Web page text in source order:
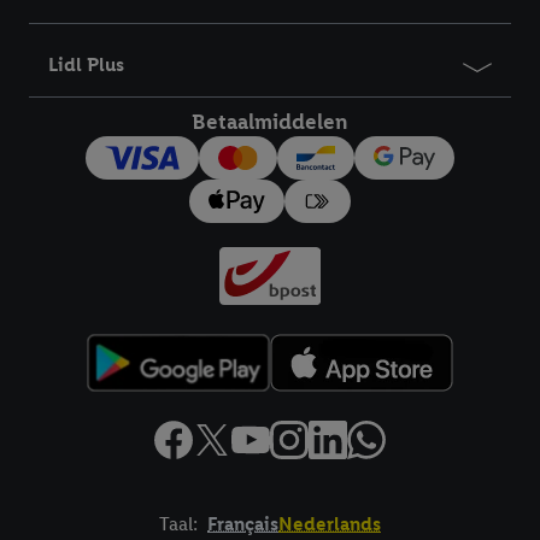
Lidl Plus
Betaalmiddelen
Taal: FrançaisNederlands
bewaartermijn van de gegevens en uw recht om uw
trekken, vindt u in onze
impressum hier.